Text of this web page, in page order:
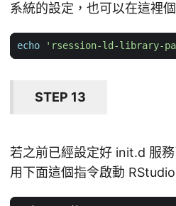
系統的設定，也可以在這裡
echo 'rsession-ld-library-
STEP 13
若之前已經設定好 init.d 服
用下面這個指令啟動 RStudio